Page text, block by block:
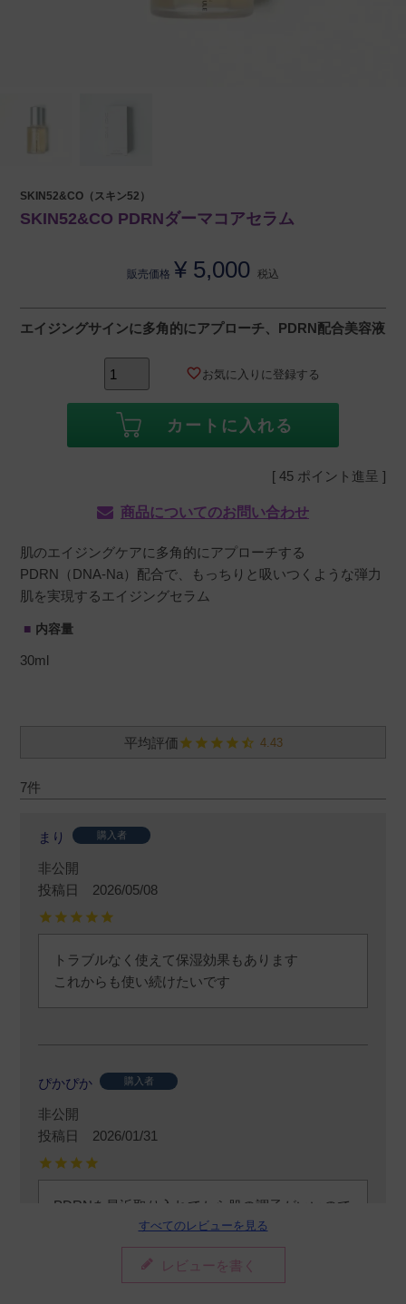
SKIN52&CO（スキン52）
SKIN52&CO PDRNダーマコアセラム
販売価格 ¥ 5,000 税込
エイジングサインに多角的にアプローチ、PDRN配合美容液
お気に入りに登録する
カートに入れる
[ 45 ポイント進呈 ]
商品についてのお問い合わせ
肌のエイジングケアに多角的にアプローチする
PDRN（DNA-Na）配合で、もっちりと吸いつくような弾力
肌を実現するエイジングセラム
内容量
30ml
4.43
7
まり 購入者
非公開
投稿日
2026/05/08
トラブルなく使えて保湿効果もあります
ぴかぴか 購入者
非公開
投稿日
2026/01/31
PDRNを最近取り入れてから肌の調子がいいので
使ってみました。ベタつきすぎず、でも保湿さ
れる感じはあるのでいい感じです。使ってまだ
半月ほどなので大きな変化はまだないですが、
すべてのレビューを見る
レビューを書く